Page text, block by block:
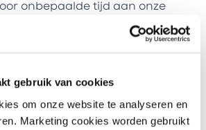
gebruik van cookies
om onze website te analyseren en
Marketing cookies worden gebruikt
onbepaalde tijd aan onze
toelichting bekijk je